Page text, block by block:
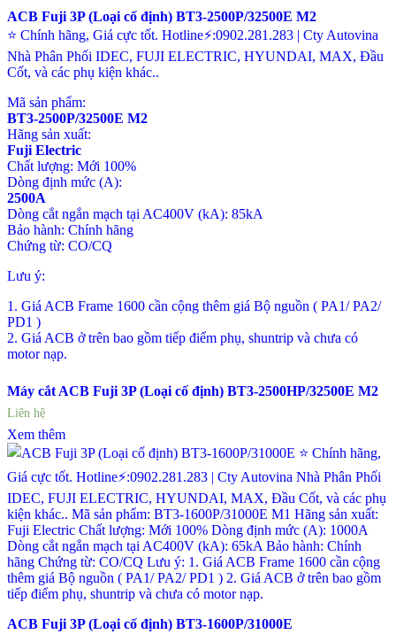
ACB Fuji 3P (Loại cố định) BT3-2500P/32500E M2
⭐ Chính hãng, Giá cực tốt. Hotline⚡:0902.281.283 | Cty Autovina
Nhà Phân Phối IDEC, FUJI ELECTRIC, HYUNDAI, MAX, Đầu
Cốt, và các phụ kiện khác..
Mã sản phẩm:
BT3-2500P/32500E M2
Hãng sản xuất:
Fuji Electric
Chất lượng: Mới 100%
Dòng định mức (A):
2500A
Dòng cắt ngắn mạch tại AC400V (kA): 85kA
Bảo hành: Chính hãng
Chứng từ: CO/CQ
Lưu ý:
1. Giá ACB Frame 1600 cần cộng thêm giá Bộ nguồn ( PA1/ PA2/
PD1 )
2. Giá ACB ở trên bao gồm tiếp điểm phụ, shuntrip và chưa có
motor nạp.
Máy cắt ACB Fuji 3P (Loại cố định) BT3-2500HP/32500E M2
Liên hệ
Xem thêm
ACB Fuji 3P (Loại cố định) BT3-1600P/31000E